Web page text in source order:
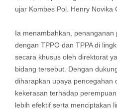
ujar Kombes Pol. Henry Novika
Ia menambahkan, penanganan
dengan TPPO dan TPPA di
secara khusus oleh direktorat
bidang tersebut. Dengan
diharapkan upaya pencegahan
kekerasan terhadap
lebih efektif serta menciptakan